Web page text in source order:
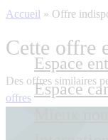
Espace
Espace
Accueil » Offre
Cette offre
Des offres similaires
offres